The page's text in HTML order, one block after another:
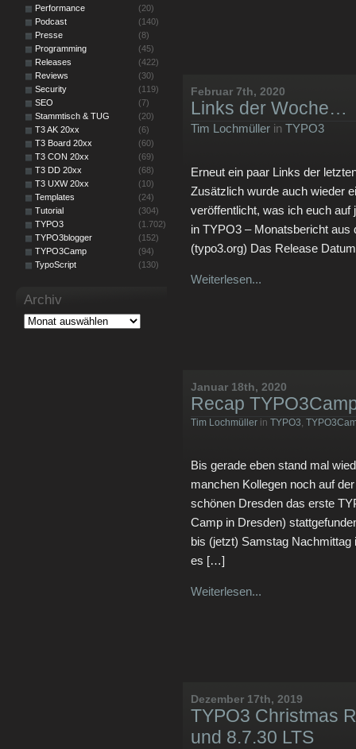
Februar 7th, 2020
Links der Woche…
Tim Lochmüller in TYPO3
Erneut ein paar Links der
Zusätzlich wurde auch wieder
veröffentlicht, was ich euch
in TYPO3 – Monatsbericht
(typo3.org) Das Release
Weiterlesen...
Januar 18th, 2020
Recap
Tim Lochmüller in TYPO3,
Bis gerade eben stand mal
manchen Kollegen noch auf
schönen Dresden das erste
Camp in Dresden)
bis (jetzt) Samstag Nachmittag
es […]
Weiterlesen...
Dezember 17th, 2019
TYPO3 Christmas
und 8.7.30 LTS
Performance
(20)
Podcast
(140)
Presse
(8)
Programming
(45)
Releases
(422)
Reviews
(30)
Security
(119)
SEO
(7)
Stammtisch & TUG
(20)
T3 AK 20xx
(6)
T3 Board 20xx
(60)
T3 CON 20xx
(69)
T3 DD 20xx
(68)
T3 UXW 20xx
(10)
Templates
(24)
Tutorial
(304)
TYPO3
(1.702)
TYPO3blogger
(152)
TYPO3Camp
(94)
TypoScript
(130)
Archiv